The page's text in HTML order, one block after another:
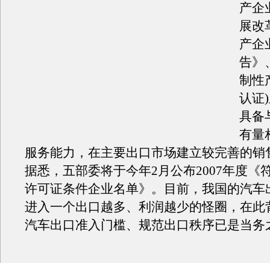
产企
展改
产企
告》
制性
认证
具备
有量
服务能力，在主要出口市场建立较完善的销
据悉，五部委将于今年2月公布2007年度《
许可证条件企业名单》。目前，我国的汽车
进入一个出口越多、利润越少的怪圈，在此
汽车出口准入门槛、规范出口秩序已是当务